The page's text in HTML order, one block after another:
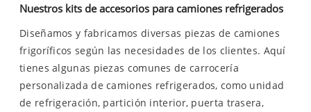
Nuestros kits de accesorios para camiones refrigerados
Diseñamos y fabricamos diversas piezas de camiones
frigoríficos según las necesidades de los clientes. Aquí
tienes algunas piezas comunes de carrocería
personalizada de camiones refrigerados, como unidad
de refrigeración, partición interior, puerta trasera,